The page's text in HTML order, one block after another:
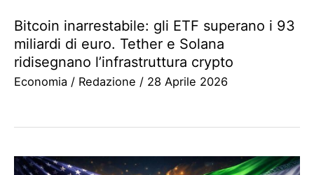
Bitcoin inarrestabile: gli ETF superano i 93
miliardi di euro. Tether e Solana
ridisegnano l’infrastruttura crypto
Economia / Redazione / 28 Aprile 2026